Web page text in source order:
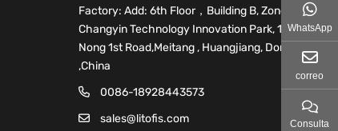
Factory: Add: 6th Floor，Building B, Zone A,
Changyin Technology Innovation Park, 10 Bin
Nong 1st Road,Meitang , Huangjiang, Dongguan
,China
0086-18928443573
sales@litofis.com
WhatsApp
correo
Consulta